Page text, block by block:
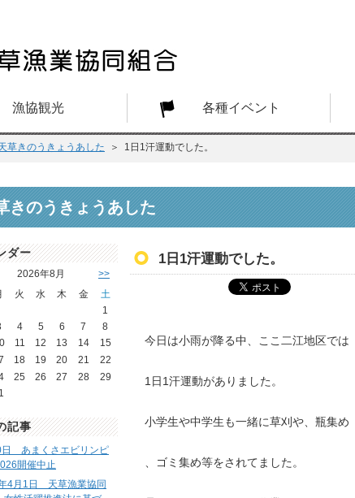
漁協観光 各種イベント
草きのうきょうあした ＞ 1日1汗運動でした。
きのうきょうあした
ダー
2026年8月 >>
火 水 木 金
土
1
4 5 6 7
8
11 12 13 14
15
18 19 20 21
22
25 26 27 28
29
記事
日 あまくさエビリンピ
開催中止
4月1日 天草漁業協同
1日1汗運動でした。
今日は小雨が降る中、ここ二江地区では
1日1汗運動がありました。
小学生や中学生も一緒に草刈や、瓶集め
、ゴミ集め等をされてました。